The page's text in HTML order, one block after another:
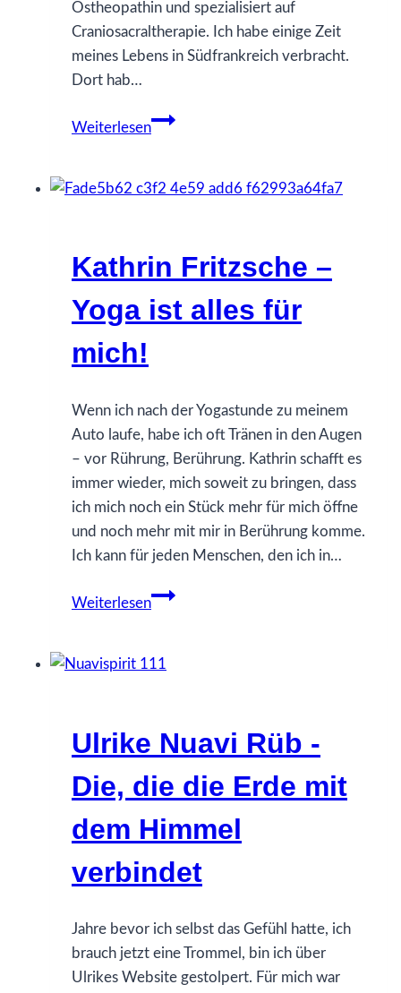
Ostheopathin und spezialisiert auf
Craniosacraltherapie. Ich habe einige Zeit
meines Lebens in Südfrankreich verbracht.
Dort hab…
Weiterlesen
Annette
Die
wie
gemeint
Kathrin Fritzsche –
Yoga ist alles für
mich!
Wenn ich nach der Yogastunde zu meinem
Auto laufe, habe ich oft Tränen in den Augen
– vor Rührung, Berührung. Kathrin schafft es
immer wieder, mich soweit zu bringen, dass
ich mich noch ein Stück mehr für mich öffne
und noch mehr mit mir in Berührung komme.
Ich kann für jeden Menschen, den ich in…
Weiterlesen
Kathrin
Yoga
für
Ulrike Nuavi Rüb -
Die, die die Erde mit
dem Himmel
verbindet
Jahre bevor ich selbst das Gefühl hatte, ich
brauch jetzt eine Trommel, bin ich über
Ulrikes Website gestolpert. Für mich war